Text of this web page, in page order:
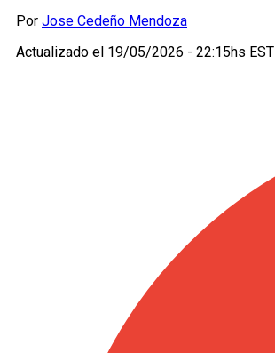
Por Jose Cedeño Mendoza
Actualizado el 19/05/2026 - 22:15hs EST